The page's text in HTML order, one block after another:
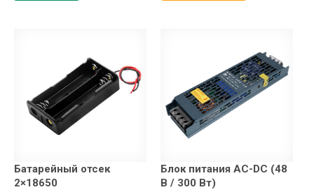
Батарейный отсек
2×18650
Блок питания AC-DC (48
В / 300 Вт)